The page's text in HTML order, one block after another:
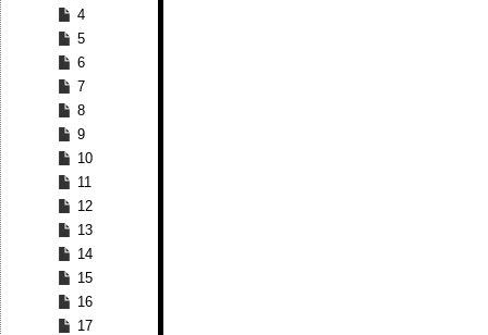
4
5
6
7
8
9
10
11
12
13
14
15
16
17